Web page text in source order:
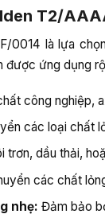
T2/
0014 là lựa
được ứng dụng
công nghiệp,
các loại chất
trơn, dầu thải,
các chất
nhẹ: Đảm bảo